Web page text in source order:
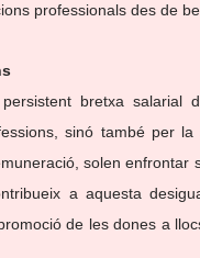
professionals des de
bretxa salarial
sinó també per
solen enfrontar
a aquesta
de les dones a